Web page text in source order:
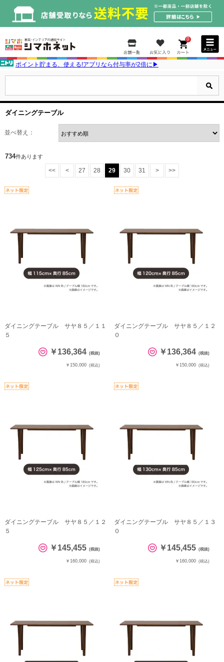
0
ポイント貯まる、使える!アプリなら付与率が2倍に▶
ダイニングテーブル
並べ替え：
734件あります
<< < 27 28 29 30 31 > >>
ダイニングテーブル サヤ８５／１１
５
￥136,364 (税抜)
￥150,000 (税込)
ダイニングテーブル サヤ８５／１２
０
￥136,364 (税抜)
￥150,000 (税込)
ダイニングテーブル サヤ８５／１２
５
￥145,455 (税抜)
￥160,000 (税込)
ダイニングテーブル サヤ８５／１３
０
￥145,455 (税抜)
￥160,000 (税込)